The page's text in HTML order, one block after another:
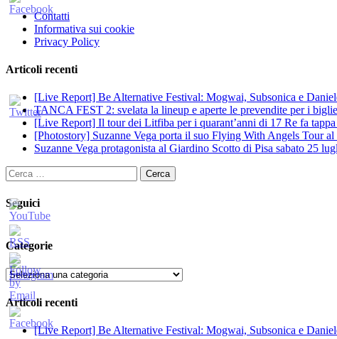
Contatti
Informativa sui cookie
Privacy Policy
Articoli recenti
[Live Report] Be Alternative Festival: Mogwai, Subsonica e
TANCA FEST 2: svelata la lineup e aperte le prevendite per i
[Live Report] Il tour dei Litfiba per i quarant’anni di 17 Re fa tappa
[Photostory] Suzanne Vega porta il suo Flying With Angels Tour
Suzanne Vega protagonista al Giardino Scotto di Pisa sabato 25
Ricerca
per:
Seguici
Categorie
Categorie
Articoli recenti
[Live Report] Be Alternative Festival: Mogwai, Subsonica e